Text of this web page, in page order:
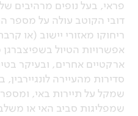
פראי, בעל נופים מרהיבים
דובי הקוטב עולה על מספר
ריחוקו מאזורי יישוב (או
אפשרויות הטיול
ארקטיים אחרים, ובעיקר
סדירות מהעיירה
שמקל על תיירות באי,
שמפליגות סביב האי או